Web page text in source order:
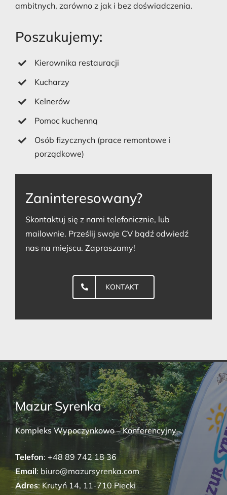
ambitnych, zarówno z jak i bez doświadczenia.
Poszukujemy:
Kierownika restauracji
Kucharzy
Kelnerów
Pomoc kuchenną
Osób fizycznych (prace remontowe i
porządkowe)
Zaninteresowany?
Skontaktuj się z nami telefonicznie, lub
mailownie. Prześlij swoje CV bądź odwiedź
nas na miejscu. Zapraszamy!
KONTAKT
Mazur Syrenka
Kompleks Wypoczynkowo – Konferencyjny
Telefon: +48 89 742 18 36
Email: biuro@mazursyrenka.com
Adres: Krutyń 14, 11-710 Piecki